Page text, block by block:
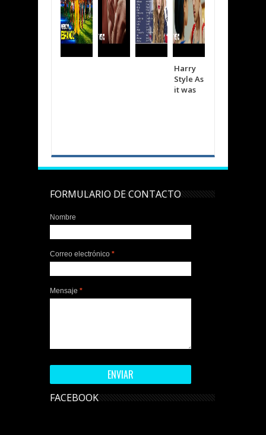
Harry
Style As
it was
FORMULARIO DE CONTACTO
Nombre
Correo electrónico *
Mensaje *
FACEBOOK